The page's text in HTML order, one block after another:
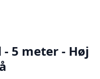
5 meter - Høj